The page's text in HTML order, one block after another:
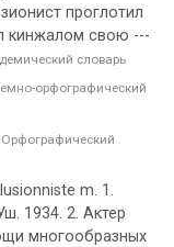
проглотил
кинжалом свою ---
словарь
орфографический
Орфографический
m. 1.
1934. 2. Актер
многообразных